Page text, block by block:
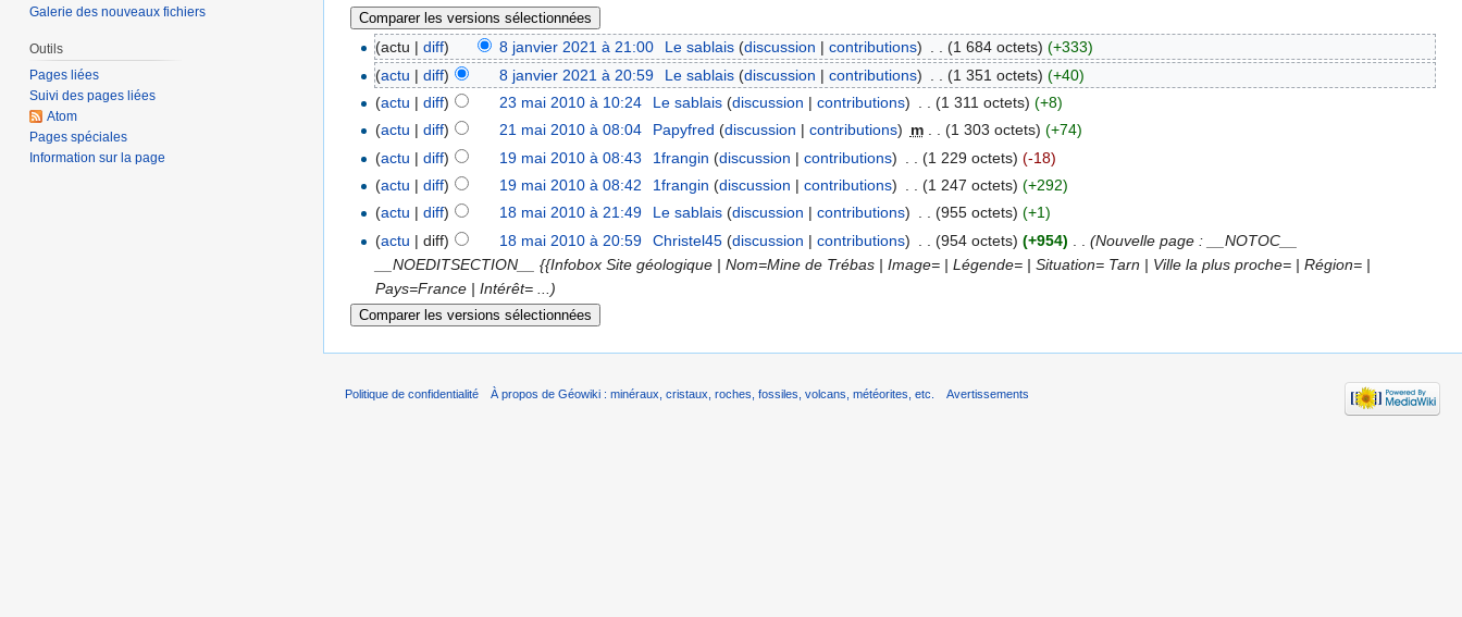
(actu |diff) 8 janvier 2021 à 21:00 Le sablais (discussion | contributions) (1 684 octets) (+333)
(actu |diff) 8 janvier 2021 à 20:59 Le sablais (discussion | contributions) (1 351 octets) (+40)
(actu |diff) 23 mai 2010 à 10:24 Le sablais (discussion | contributions) (1 311 octets) (+8)
(actu |diff) 21 mai 2010 à 08:04 Papyfred (discussion | contributions) m . . (1 303 octets) (+74)
(actu |diff) 19 mai 2010 à 08:43 1frangin (discussion | contributions) (1 229 octets) (-18)
(actu |diff) 19 mai 2010 à 08:42 1frangin (discussion | contributions) (1 247 octets) (+292)
(actu |diff) 18 mai 2010 à 21:49 Le sablais (discussion | contributions) . . (955 octets) (+1)
(actu | diff) 18 mai 2010 à 20:59 Christel45 (discussion | contributions) (954 octets) (+954)
(Nouvelle page : __NOTOC__
__NOEDITSECTION__ {{Infobox Site géologique | Nom=Mine de Trébas | Image=‎ | Légende= | Situation= Tarn | Ville la plus proche= | Région= |
Pays=France | Intérêt= ...)
Galerie des nouveaux fichiers
Outils
Pages liées
Suivi des pages liées
Atom
Pages spéciales
Information sur la page
Politique de confidentialité À propos de Géowiki : minéraux, cristaux, roches, fossiles, volcans, météorites, etc. Avertissements